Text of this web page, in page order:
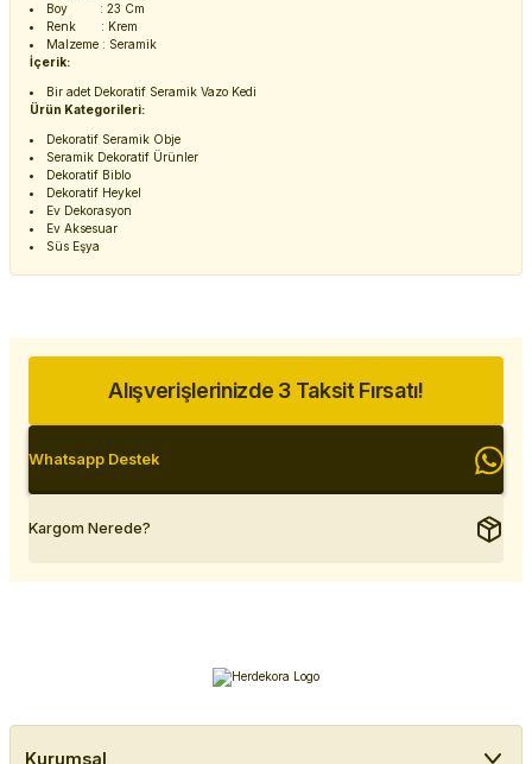
Boy : 23 Cm
Renk : Krem
Malzeme : Seramik
İçerik:
Bir adet Dekoratif Seramik Vazo Kedi
Ürün Kategorileri:
Dekoratif Seramik Obje
Seramik Dekoratif Ürünler
Dekoratif Biblo
Dekoratif Heykel
Ev Dekorasyon
Ev Aksesuar
Süs Eşya
Alışverişlerinizde 3 Taksit Fırsatı!
Whatsapp Destek
Kargom Nerede?
Kurumsal